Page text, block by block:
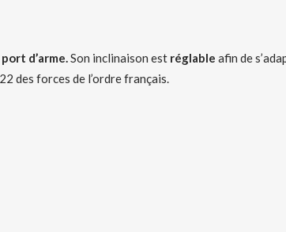
d’arme.Son inclinaison est réglable afin de
des forces de l’ordre français.